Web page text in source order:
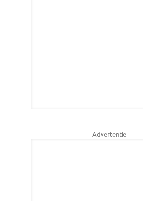
Advertentie